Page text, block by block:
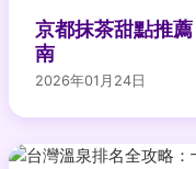
京都抹茶甜點推
南
2026年01月24日